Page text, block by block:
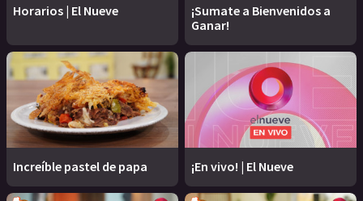
Horarios | El Nueve
¡Sumate a Bienvenidos a
Ganar!
Increíble pastel de papa ¡En vivo! | El Nueve